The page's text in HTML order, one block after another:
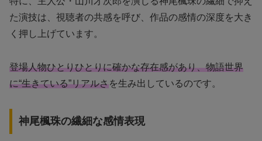
た演技は、視聴者の共感を呼び、作品の感情の深度を大き
く押し上げています。
登場人物ひとりひとりに確かな存在感があり、物語世界
に“生きている”リアルさを生み出しているのです。
神尾楓珠の繊細な感情表現